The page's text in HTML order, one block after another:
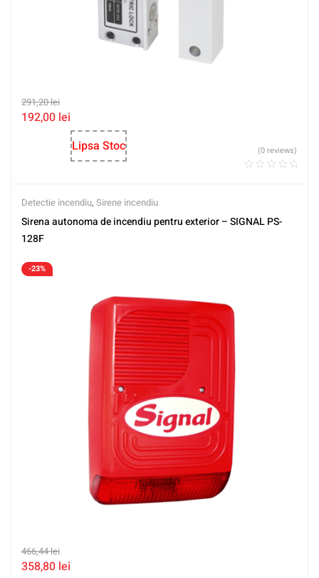
291,20lei
192,00 lei
Lipsa Stoc
(0 reviews)
Detectie incendiu, Sirene incendiu
Sirena autonoma de incendiu pentru exterior – SIGNAL PS-
128F
-23%
466,44lei
358,80 lei